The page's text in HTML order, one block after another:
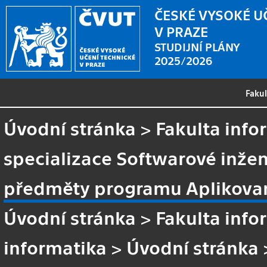
ČESKÉ VYSOKÉ
V PRAZE
STUDIJNÍ PLÁNY
2025/2026
Úvodní stránka > Fakulta
specializace Softwarové
předměty programu
Úvodní stránka > Fakulta
informatika > Úvodní stránka